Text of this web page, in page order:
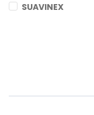
SUAVINEX